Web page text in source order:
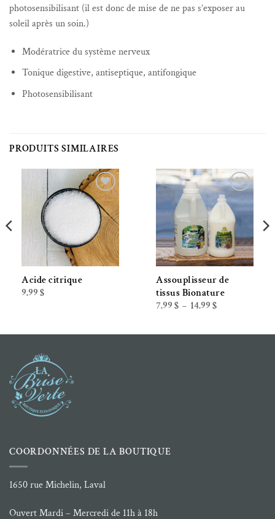
photosensibilisant (il est donc de mise de ne pas s’exposer au
soleil après un soin.)
Modératrice du système nerveux
Tonique digestive, antiseptique, antifongique
Photosensibilisant
PRODUITS SIMILAIRES
Ajouter à la liste de souhaits
Acide citrique
9.99 $
Ajouter à la liste de souhaits
Assouplisseur de
tissus Bionature
7.99 $ – 14.99 $Plage
à
COORDONNÉES DE LA BOUTIQUE
1650 rue Michelin, Laval
Ouvert Mardi – Mercredi de 11h à 18h